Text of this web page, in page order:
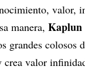
valor,
manera, Kaplun
grandes colosos
valor